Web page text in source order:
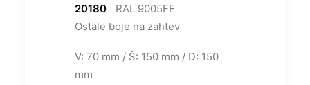
20180 | RAL 9005FE
Ostale boje na zahtev
V: 70 mm / Š: 150 mm / D: 150
mm